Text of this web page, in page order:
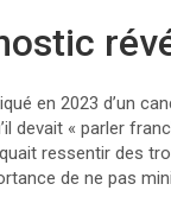
en 2023 d’un
devait « parler
ressentir des
de ne pas